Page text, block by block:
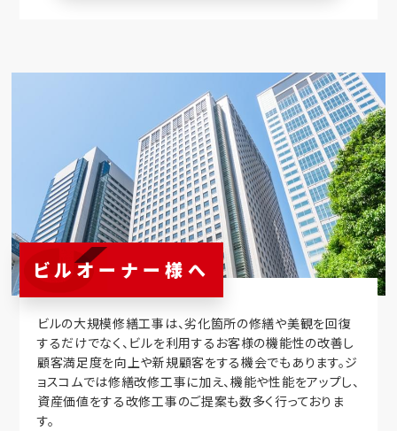
ビルオーナー様へ
ビルの大規模修繕工事は、劣化箇所の修繕や美観を回復
するだけでなく、ビルを利用するお客様の機能性の改善し
顧客満足度を向上や新規顧客をする機会でもあります。ジ
ョスコムでは修繕改修工事に加え、機能や性能をアップし、
資産価値をする改修工事のご提案も数多く行っておりま
す。